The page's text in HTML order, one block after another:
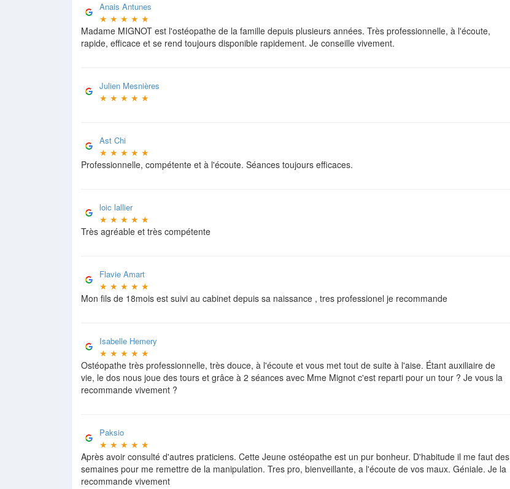
Anais Antunes
★ ★ ★ ★ ★
Madame MIGNOT est l'ostéopathe de la famille depuis plusieurs années. Très professionnelle, à l'écoute,
rapide, efficace et se rend toujours disponible rapidement. Je conseille vivement.
Julien Mesnières
★ ★ ★ ★ ★
Ast Chi
★ ★ ★ ★ ★
Professionnelle, compétente et à l'écoute. Séances toujours efficaces.
loic lallier
★ ★ ★ ★ ★
Très agréable et très compétente
Flavie Amart
★ ★ ★ ★ ★
Mon fils de 18mois est suivi au cabinet depuis sa naissance , tres professionel je recommande
Isabelle Hemery
★ ★ ★ ★ ★
Ostéopathe très professionnelle, très douce, à l'écoute et vous met tout de suite à l'aise. Étant auxiliaire de
vie, le dos nous joue des tours et grâce à 2 séances avec Mme Mignot c'est reparti pour un tour ? Je vous la
recommande vivement ?
Paksio
★ ★ ★ ★ ★
Après avoir consulté d'autres praticiens. Cette Jeune ostéopathe est un pur bonheur. D'habitude il me faut des
semaines pour me remettre de la manipulation. Tres pro, bienveillante, a l'écoute de vos maux. Géniale. Je la
recommande vivement